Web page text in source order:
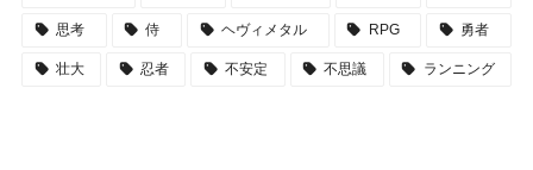
思考 侍 ヘヴィメタル RPG 勇者
壮大 忍者 不安定 不思議 ランニング